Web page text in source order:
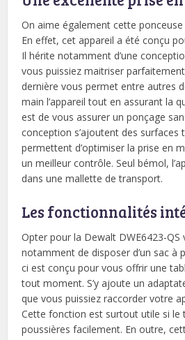
On aime également cette
En effet, cet appareil a été conçu
Il hérite notamment d’une
vous puissiez maitriser
dernière vous permet entre autres
main l’appareil tout en assurant la
est de vous assurer un ponçage
conception s’ajoutent des surfaces
permettent d’optimiser la prise en
un meilleur contrôle. Seul bémol,
dans une mallette de transport.
Les fonctionnalités
Opter pour la Dewalt DWE6423-
notamment de disposer d’un sac à
ci est conçu pour vous offrir une
tout moment. S’y ajoute un
que vous puissiez raccorder votre
Cette fonction est surtout utile si le
poussières facilement. En outre,